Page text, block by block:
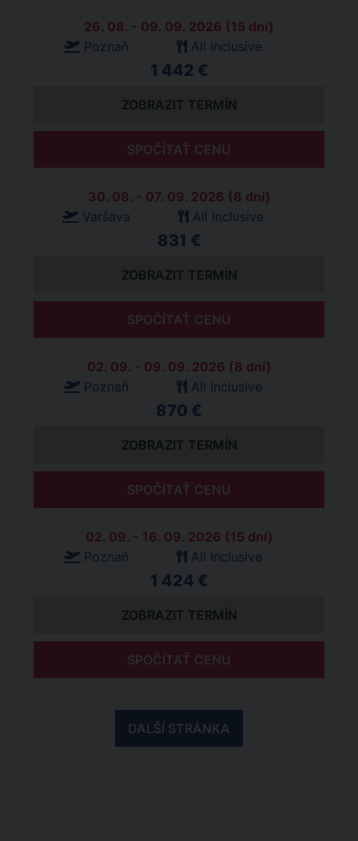
26. 08. - 09. 09. 2026 (15 dní)
Poznaň
All Inclusive
1 442 €
ZOBRAZIT TERMÍN
SPOČÍTAŤ CENU
30. 08. - 07. 09. 2026 (8 dní)
Varšava
All Inclusive
831 €
ZOBRAZIT TERMÍN
SPOČÍTAŤ CENU
02. 09. - 09. 09. 2026 (8 dní)
Poznaň
All Inclusive
870 €
ZOBRAZIT TERMÍN
SPOČÍTAŤ CENU
02. 09. - 16. 09. 2026 (15 dní)
Poznaň
All Inclusive
1 424 €
ZOBRAZIT TERMÍN
SPOČÍTAŤ CENU
DALŠÍ STRÁNKA